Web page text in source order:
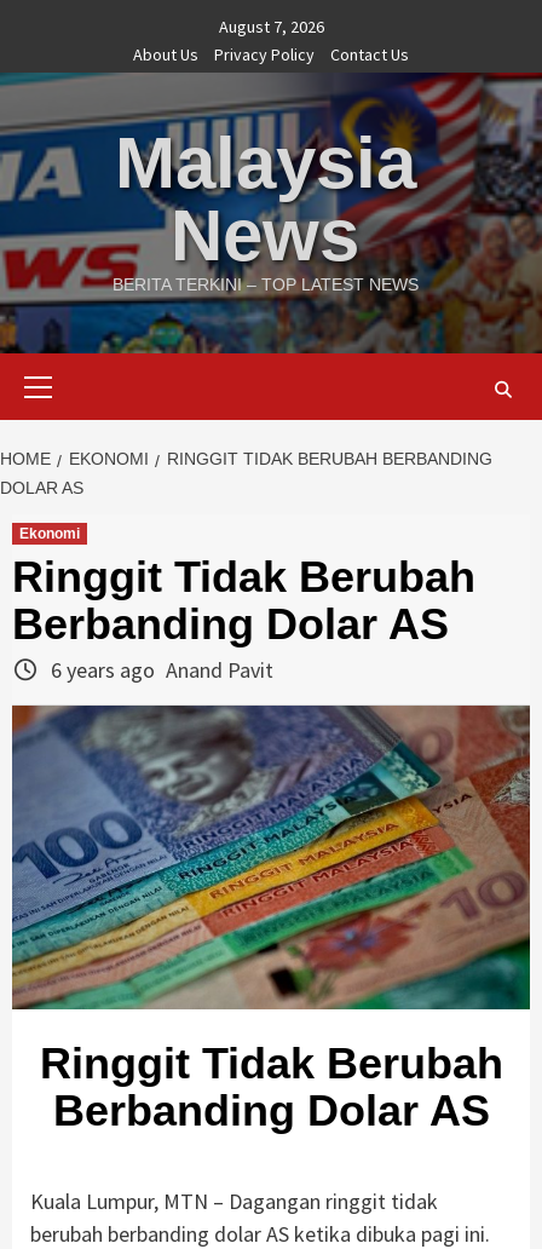
content
August 7, 2026
About Us
Privacy Policy Contact Us
Malaysia
News
BERITA TERKINI – TOP LATEST NEWS
HOME EKONOMI
RINGGIT TIDAK BERUBAH BERBANDING
DOLAR AS
Ekonomi
Ringgit Tidak Berubah
Berbanding Dolar AS
6 years ago Anand Pavit
Ringgit Tidak Berubah
Berbanding Dolar AS
Kuala Lumpur, MTN – Dagangan ringgit tidak
berubah berbanding dolar AS ketika dibuka pagi ini.